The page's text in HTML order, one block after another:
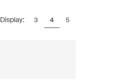
Display: 3 4 5